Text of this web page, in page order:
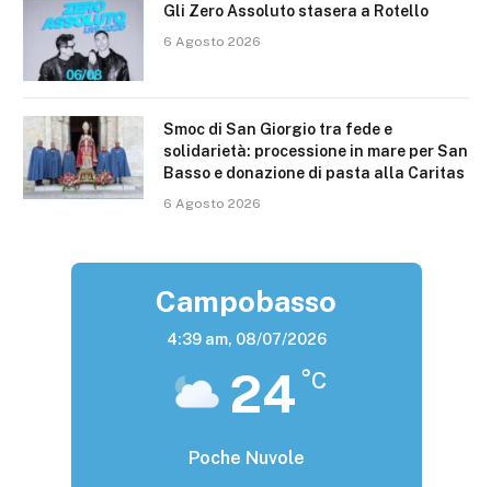
Gli Zero Assoluto stasera a Rotello
6 Agosto 2026
Smoc di San Giorgio tra fede e
solidarietà: processione in mare per San
Basso e donazione di pasta alla Caritas
6 Agosto 2026
Campobasso
4:39 am, 08/07/2026
24 °C
Poche Nuvole